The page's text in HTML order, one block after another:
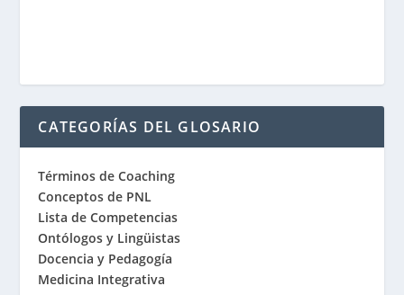
CATEGORÍAS DEL GLOSARIO
Términos de Coaching
Conceptos de PNL
Lista de Competencias
Ontólogos y Lingüistas
Docencia y Pedagogía
Medicina Integrativa